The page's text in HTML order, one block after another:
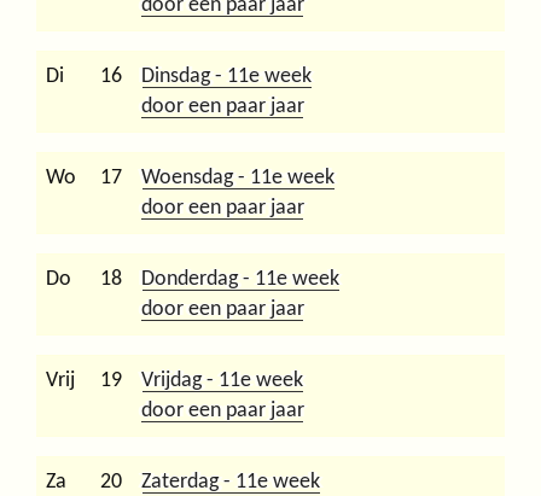
door een paar jaar
Di 16
Dinsdag - 11e week
door een paar jaar
Wo 17
Woensdag - 11e week
door een paar jaar
Do 18
Donderdag - 11e week
door een paar jaar
Vrij 19
Vrijdag - 11e week
door een paar jaar
Za 20
Zaterdag - 11e week